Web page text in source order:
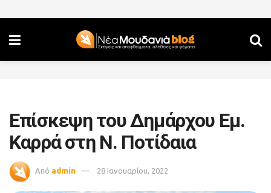
Επίσκεψη του Δημάρχου Εμ.
Καρρά στη Ν. Ποτίδαια
Από admin 28 Ιανουαρίου, 2022